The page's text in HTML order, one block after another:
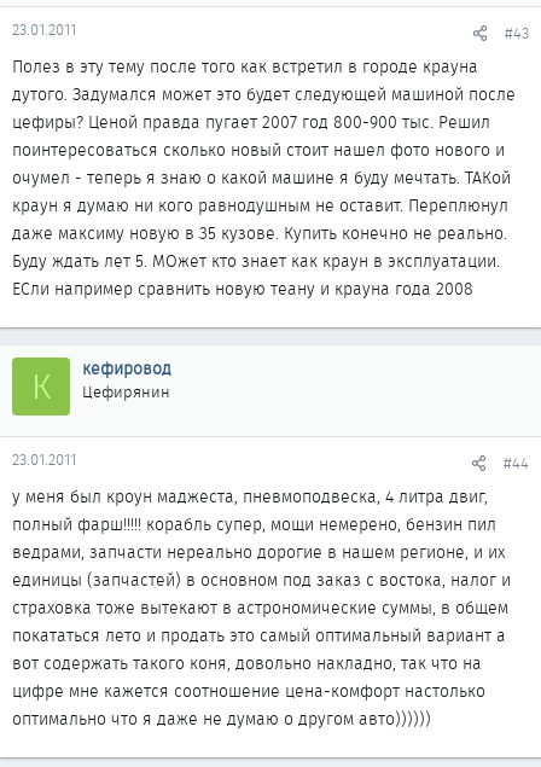
23.01.2011 #43
Полез в эту тему после того как встретил в городе крауна
дутого. Задумался может это будет следующей машиной после
цефиры? Ценой правда пугает 2007 год 800-900 тыс. Решил
поинтересоваться сколько новый стоит нашел фото нового и
очумел - теперь я знаю о какой машине я буду мечтать. ТАКой
краун я думаю ни кого равнодушным не оставит. Переплюнул
даже максиму новую в 35 кузове. Купить конечно не реально.
Буду ждать лет 5. МОжет кто знает как краун в эксплуатации.
ЕСли например сравнить новую теану и крауна года 2008
К кефировод
Цефирянин
23.01.2011 #44
у меня был кроун маджеста, пневмоподвеска, 4 литра двиг,
полный фарш!!!!! корабль супер, мощи немерено, бензин пил
ведрами, запчасти нереально дорогие в нашем регионе, и их
единицы (запчастей) в основном под заказ с востока, налог и
страховка тоже вытекают в астрономические суммы, в общем
покататься лето и продать это самый оптимальный вариант а
вот содержать такого коня, довольно накладно, так что на
цифре мне кажется соотношение цена-комфорт настолько
оптимально что я даже не думаю о другом авто))))))